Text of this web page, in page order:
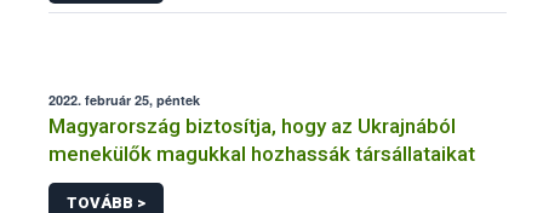
2022. február 25, péntek
Magyarország biztosítja, hogy az Ukrajnából
menekülők magukkal hozhassák társállataikat
TOVÁBB >